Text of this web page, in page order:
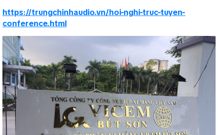
https://trungchinhaudio.vn/hoi-nghi-truc-tuyen-
conference.html